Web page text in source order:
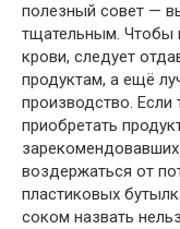
полезный совет —
тщательным. Чтобы
крови, следует
продуктам, а ещё
производство. Если
приобретать
воздержаться от
пластиковых
соком назвать